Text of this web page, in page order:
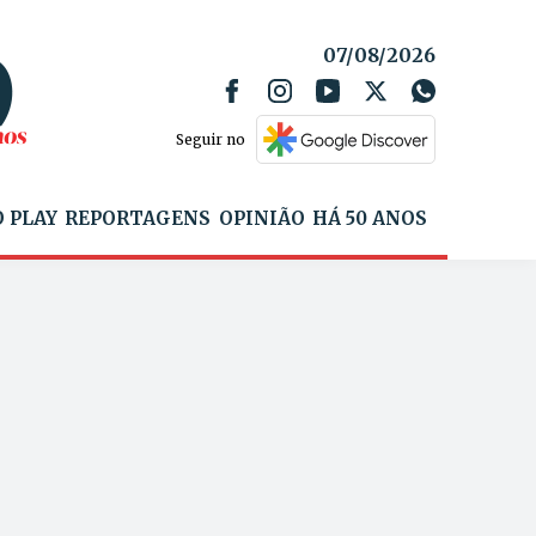
07/08/2026
Seguir no
PLAY REPORTAGENS OPINIÃO HÁ 50 ANOS